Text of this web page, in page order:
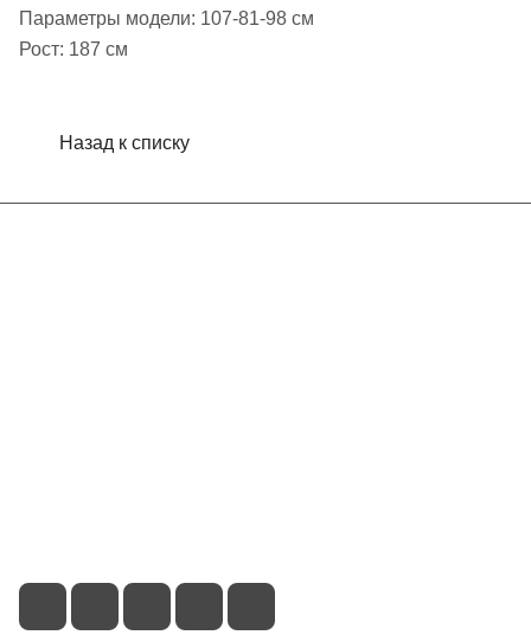
Параметры модели: 107-81-98 см
Рост: 187 см
Назад к списку